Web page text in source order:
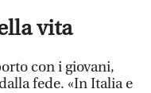
vita
con i giovani,
fede. «In Italia e